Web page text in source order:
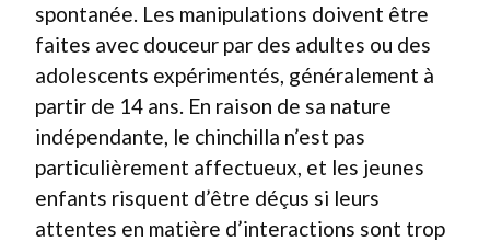
spontanée. Les manipulations doivent être
faites avec douceur par des adultes ou des
adolescents expérimentés, généralement à
partir de 14 ans. En raison de sa nature
indépendante, le chinchilla n’est pas
particulièrement affectueux, et les jeunes
enfants risquent d’être déçus si leurs
attentes en matière d’interactions sont trop